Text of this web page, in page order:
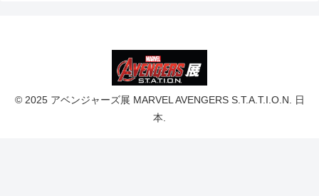
© 2025 アベンジャーズ展 MARVEL AVENGERS S.T.A.T.I.O.N. 日
本.